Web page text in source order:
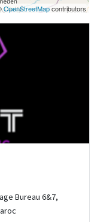
Bureau 6&7,
OpenStreetMapcontributors